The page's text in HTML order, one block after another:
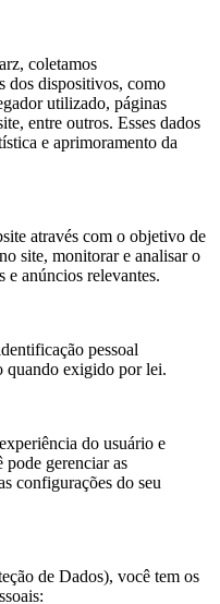
coletamos
dos dispositivos, como
utilizado, páginas
entre outros. Esses dados
e aprimoramento da
através com o objetivo de
site, monitorar e analisar o
e anúncios relevantes.
pessoal
quando exigido por lei.
do usuário e
gerenciar as
configurações do seu
de Dados), você tem os